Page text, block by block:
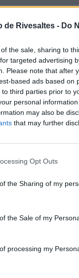
de Rivesaltes - Do
the sale, sharing to
targeted advertising
Please note that after
based ads based
third parties prior to
personal
may also be
that may further
Opt Outs
the Sharing of my
the Sale of my
processing my